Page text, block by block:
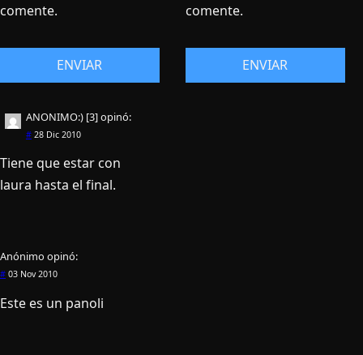
comente.
ANONIMO:) [3]opinó:
# 28 Dic 2010
Tiene que estar con
laura hasta el final.
Anónimo opinó:
# 03 Nov 2010
Este es un panoli
comente.